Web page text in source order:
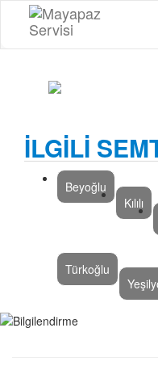
İLGİLİ
Beyoğlu
Kılılı
Türkoğlu